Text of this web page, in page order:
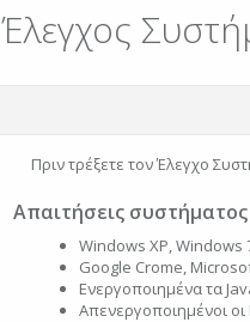
Έλεγχος
Πριν τρέξετε τον Έλεγχο
Απαιτήσεις συστήματος
Windows XP, Windows
Google Crome,
Ενεργοποιημένα τα
Απενεργοποιημένοι